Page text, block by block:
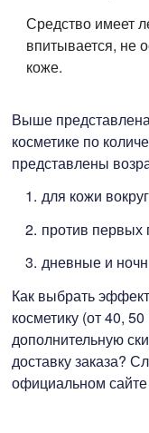
Средство имеет
впитывается, не
коже.
Выше
косметике по
представлены
для кожи
против первых
дневные и
Как выбрать
косметику (от 40,
дополнительную
доставку заказа?
официальном